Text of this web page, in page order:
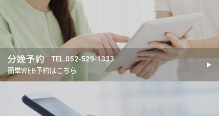
分娩予約 TEL.052-529-1333
簡単WEB予約はこちら